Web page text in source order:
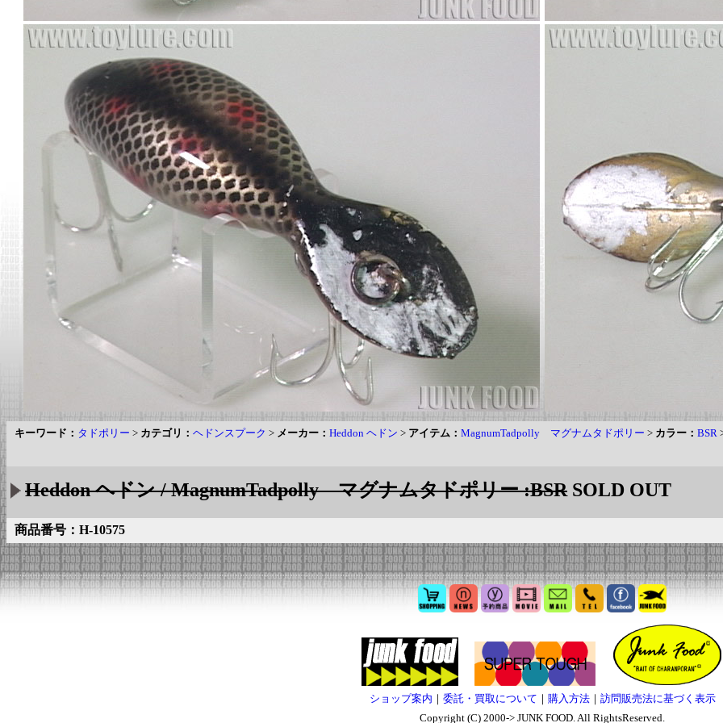
キーワード： タドポリー > カテゴリ： ヘドンスプーク > メーカー： Heddon ヘドン > アイテム： MagnumTadpolly マグナムタドポリー > カラー： BSR
Heddon ヘドン / MagnumTadpolly マグナムタドポリー :BSR SOLD OUT
商品番号：H-10575
ショップ案内 ｜ 委託・買取について ｜ 購入方法｜ 訪問販売法に基づく表示
Copyright (C) 2000-> JUNK FOOD. All RightsReserved.